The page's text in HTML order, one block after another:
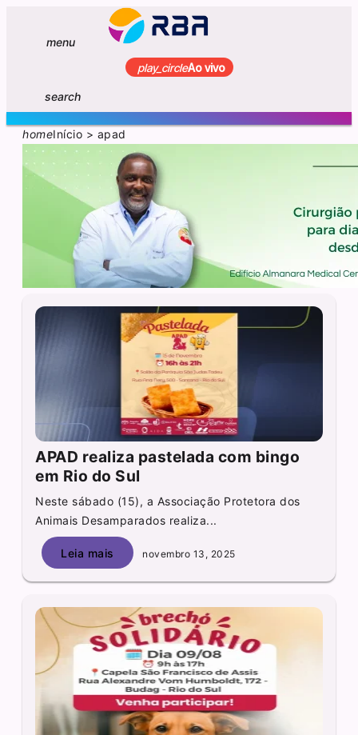
menu
play_circleAo vivo
search
homeInício > apad
APAD realiza pastelada com bingo
em Rio do Sul
Neste sábado (15), a Associação Protetora dos
Animais Desamparados realiza...
Leia mais novembro 13, 2025